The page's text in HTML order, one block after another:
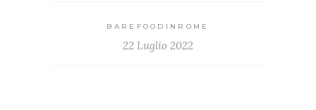
BAREFOODINROME
22 Luglio 2022